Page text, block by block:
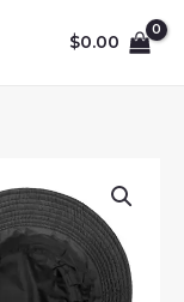
$0.00